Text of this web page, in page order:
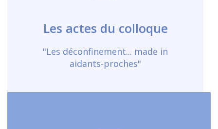
Les actes du colloque
"Les déconfinement... made in
aidants-proches"
du colloque.